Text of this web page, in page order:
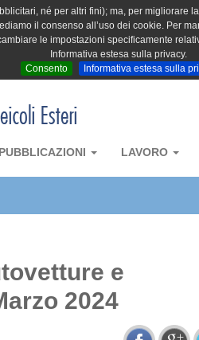
né per altri fini); ma, per
il consenso all’uso dei cookie. Per
le impostazioni specificamente
Informativa estesa sulla privacy.
Consento
Informativa estesa sulla
PUBBLICAZIONI LAVORO
e
2024